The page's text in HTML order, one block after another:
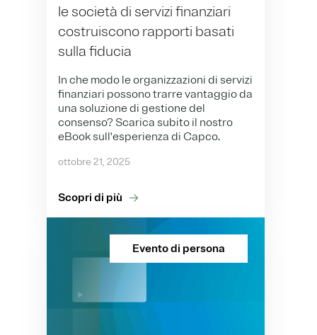
le società di servizi finanziari
costruiscono rapporti basati
sulla fiducia
In che modo le organizzazioni di servizi
finanziari possono trarre vantaggio da
una soluzione di gestione del
consenso? Scarica subito il nostro
eBook sull'esperienza di Capco.
ottobre 21, 2025
Scopri di più
Evento di persona